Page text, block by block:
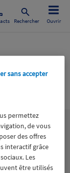
Rechercher Ouvrir
Climat
permettez
de vous
des offres
interactif grâce
Les
être utilisés
sans accepter